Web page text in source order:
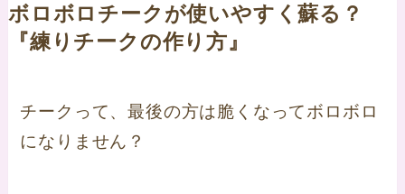
ボロボロチークが使いやすく蘇る？
『練りチークの作り方』
チークって、最後の方は脆くなってボロボロ
になりません？